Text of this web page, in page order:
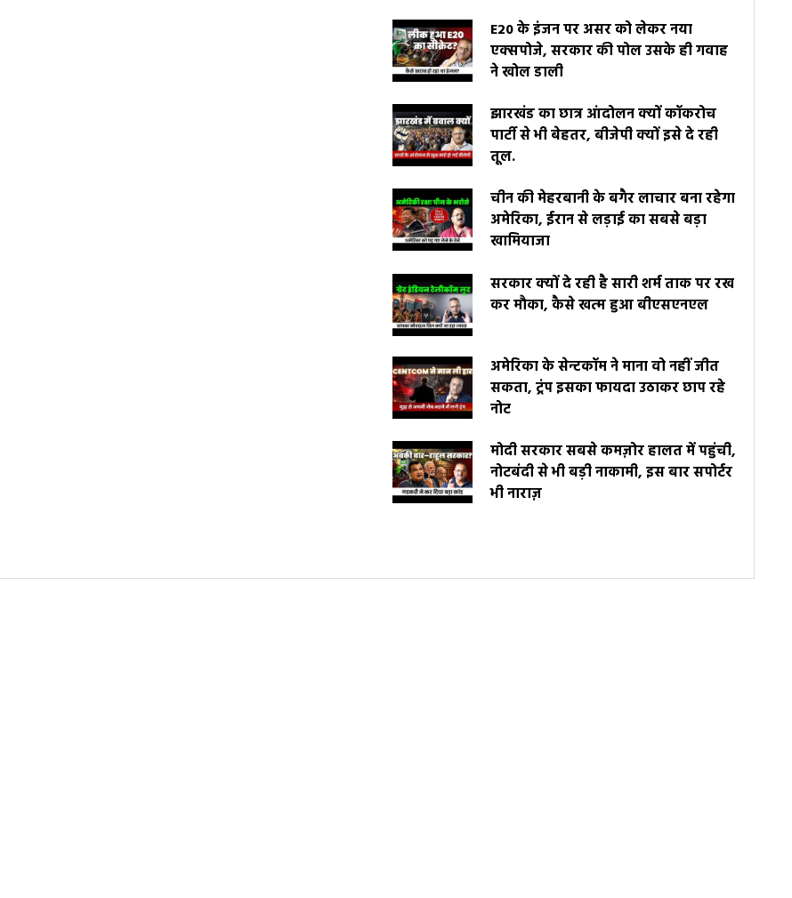
E20 के इंजन पर असर को लेकर नया
एक्सपोजे, सरकार की पोल उसके ही गवाह
ने खोल डाली
झारखंड का छात्र आंदोलन क्यों कॉकरोच
पार्टी से भी बेहतर, बीजेपी क्यों इसे दे रही
तूल.
चीन की मेहरबानी के बगैर लाचार बना रहेगा
अमेरिका, ईरान से लड़ाई का सबसे बड़ा
खामियाजा
सरकार क्यों दे रही है सारी शर्म ताक पर रख
कर मौका, कैसे खत्म हुआ बीएसएनएल
अमेरिका के सेन्टकॉम ने माना वो नहीं जीत
सकता, ट्रंप इसका फायदा उठाकर छाप रहे
नोट
मोदी सरकार सबसे कमज़ोर हालत में पहुंची,
नोटबंदी से भी बड़ी नाकामी, इस बार सपोर्टर
भी नाराज़